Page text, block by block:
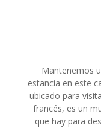
Mantenemos
estancia en este
ubicado para
francés, es un
que hay para